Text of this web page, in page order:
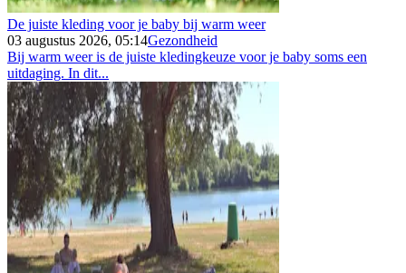
De juiste kleding voor je baby bij warm weer
03 augustus 2026, 05:14Gezondheid
Bij warm weer is de juiste kledingkeuze voor je baby soms een
uitdaging. In dit...